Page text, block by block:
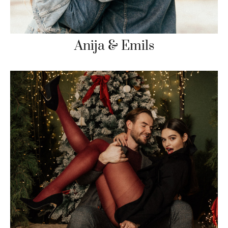
Anija & Emils